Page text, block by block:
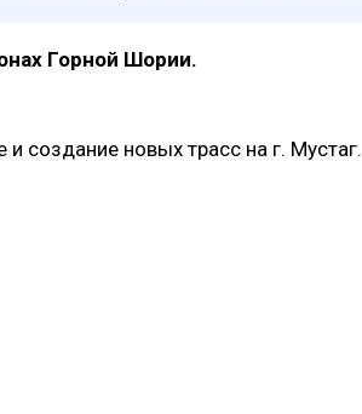
Горной Шории.
создание новых трасс на г. Мустаг.